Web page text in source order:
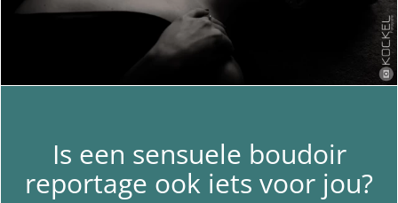
Is een sensuele boudoir
reportage ook iets voor jou?